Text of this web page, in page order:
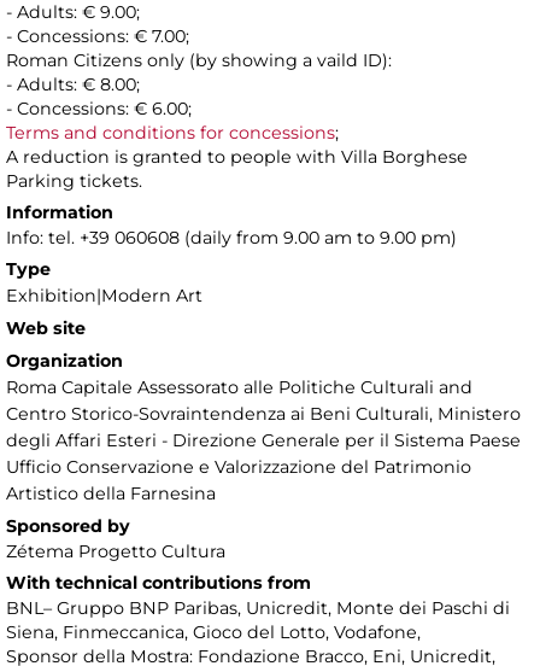
- Adults: € 9.00;
- Concessions: € 7.00;
Roman Citizens only (by showing a vaild ID):
- Adults: € 8.00;
- Concessions: € 6.00;
Terms and conditions for concessions;
A reduction is granted to people with Villa Borghese
Parking tickets.
Information
Info: tel. +39 060608 (daily from 9.00 am to 9.00 pm)
Type
Exhibition|Modern Art
Web site
Organization
Roma Capitale Assessorato alle Politiche Culturali and
Centro Storico-Sovraintendenza ai Beni Culturali, Ministero
degli Affari Esteri - Direzione Generale per il Sistema Paese
Ufficio Conservazione e Valorizzazione del Patrimonio
Artistico della Farnesina
Sponsored by
Zétema Progetto Cultura
With technical contributions from
BNL– Gruppo BNP Paribas, Unicredit, Monte dei Paschi di
Siena, Finmeccanica, Gioco del Lotto, Vodafone,
Sponsor della Mostra: Fondazione Bracco, Eni, Unicredit,